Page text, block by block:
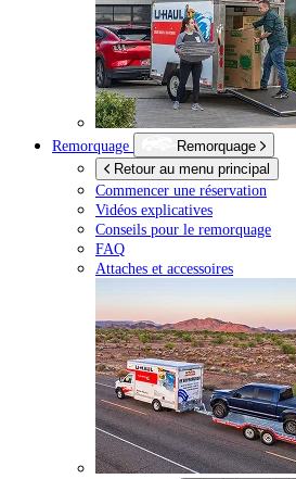
Remorquage
Remorquage
Retour au menu principal
Commencer une réservation
Vidéos explicatives
Conseils pour le remorquage
FAQ
Attaches et accessoires